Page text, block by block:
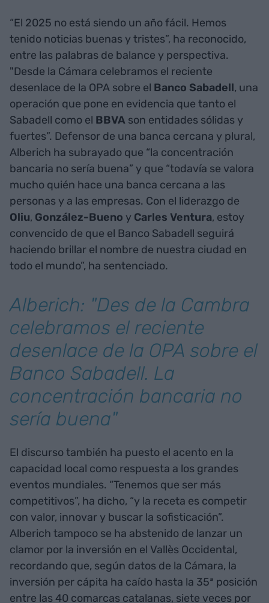
“El 2025 no está siendo un año fácil. Hemos
tenido noticias buenas y tristes”, ha reconocido,
entre las palabras de balance y perspectiva.
"Desde la Cámara celebramos el reciente
desenlace de la OPA sobre el Banco Sabadell, una
operación que pone en evidencia que tanto el
Sabadell como el BBVA son entidades sólidas y
fuertes”. Defensor de una banca cercana y plural,
Alberich ha subrayado que “la concentración
bancaria no sería buena” y que “todavía se valora
mucho quién hace una banca cercana a las
personas y a las empresas. Con el liderazgo de
Oliu, González-Bueno y Carles Ventura, estoy
convencido de que el Banco Sabadell seguirá
haciendo brillar el nombre de nuestra ciudad en
todo el mundo”, ha sentenciado.
Alberich: "Des de la Cambra
celebramos el reciente
desenlace de la OPA sobre el
Banco Sabadell. La
concentración bancaria no
sería buena"
El discurso también ha puesto el acento en la
capacidad local como respuesta a los grandes
eventos mundiales. “Tenemos que ser más
competitivos”, ha dicho, “y la receta es competir
con valor, innovar y buscar la sofisticación”.
Alberich tampoco se ha abstenido de lanzar un
clamor por la inversión en el Vallès Occidental,
recordando que, según datos de la Cámara, la
inversión per cápita ha caído hasta la 35ª posición
entre las 40 comarcas catalanas, siete veces por